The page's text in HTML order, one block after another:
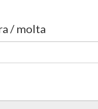
/ molta